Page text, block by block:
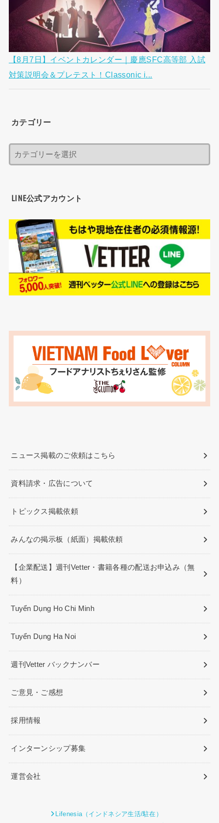
【8月7日】イベントカレンダー｜慶應SFC高等部 入試
対策説明会＆プレテスト！Classonic i...
カテゴリー
LINE公式アカウント
ニュース掲載のご依頼はこちら
資料請求・広告について
トピックス掲載依頼
みんなの掲示板（紙面）掲載依頼
【企業配送】週刊Vetter・書籍各種の配送お申込み（無
料）
Tuyển Dụng Ho Chi Minh
Tuyển Dụng Ha Noi
週刊Vetter バックナンバー
ご意見・ご感想
採用情報
インターンシップ募集
運営会社
Lifenesia（インドネシア生活/駐在）